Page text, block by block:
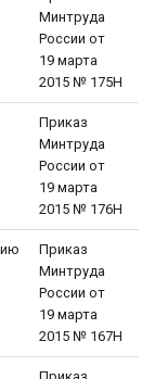
Минтруда
России от
19 марта
2015 № 175Н
Приказ
Минтруда
России от
19 марта
2015 № 176Н
Приказ
Минтруда
России от
19 марта
2015 № 167Н